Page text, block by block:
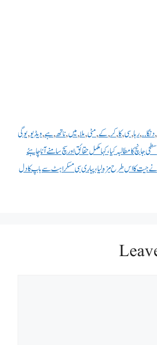
,دنگا..,رہا,سی,کا,کر,کے,مٹی,ملا,میں,ناتھ,ہے,ویڈیو,یوگی
جانچ کا مطالبہ کیا، کہا مکمل حقائق اور سچ سامنے آنا چاہئے
نے جیت کا اس طرح مزہ لیا، پیاری سی مسکراہٹ سے باپ کا دل